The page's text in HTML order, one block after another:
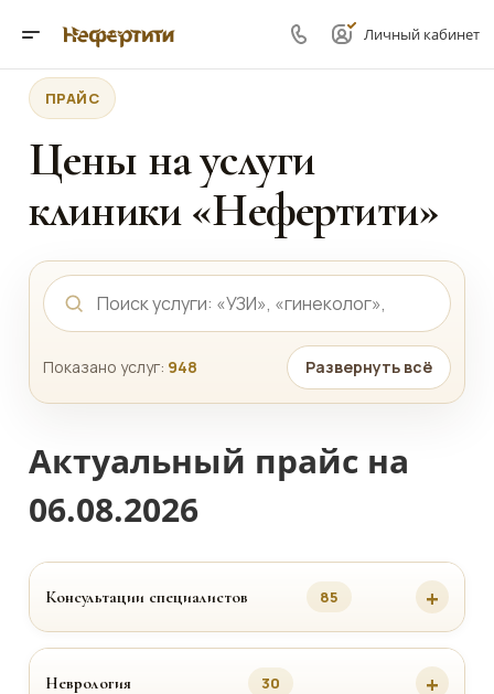
Личный кабинет
ПРАЙС
Цены на услуги
клиники «Нефертити»
Показано услуг: 948 Развернуть всё
Актуальный прайс на
06.08.2026
Консультации специалистов 85
Неврология 30